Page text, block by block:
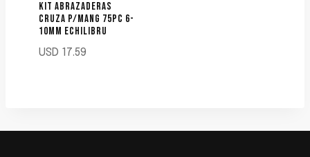
KIT ABRAZADERAS
CRUZA P/MANG 75PC 6-
10MM ECHILIBRU
USD 17.59